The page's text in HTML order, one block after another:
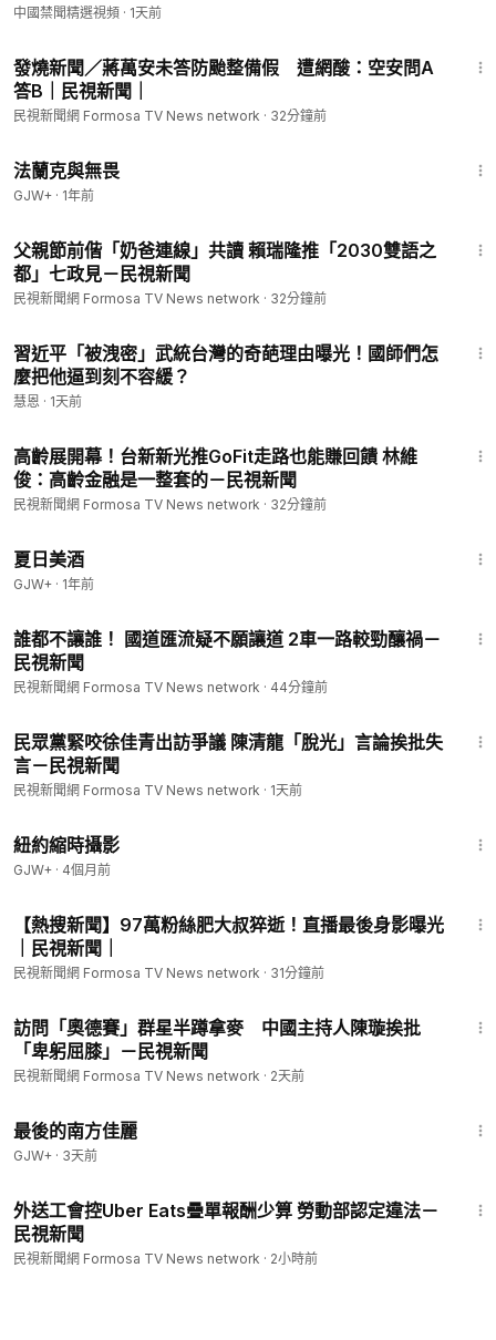
中國禁聞精選視頻 · 1天前
發燒新聞／蔣萬安未答防颱整備假 遭網酸：空安問A
答B｜民視新聞｜
民視新聞網 Formosa TV News network · 32分鐘前
法蘭克與無畏
GJW+ · 1年前
父親節前偕「奶爸連線」共讀 賴瑞隆推「2030雙語之
都」七政見－民視新聞
民視新聞網 Formosa TV News network · 32分鐘前
習近平「被洩密」武統台灣的奇葩理由曝光！國師們怎
麼把他逼到刻不容緩？
慧恩 · 1天前
高齡展開幕！台新新光推GoFit走路也能賺回饋 林維
俊：高齡金融是一整套的－民視新聞
民視新聞網 Formosa TV News network · 32分鐘前
夏日美酒
GJW+ · 1年前
誰都不讓誰！ 國道匯流疑不願讓道 2車一路較勁釀禍－
民視新聞
民視新聞網 Formosa TV News network · 44分鐘前
民眾黨緊咬徐佳青出訪爭議 陳清龍「脫光」言論挨批失
言－民視新聞
民視新聞網 Formosa TV News network · 1天前
紐約縮時攝影
GJW+ · 4個月前
【熱搜新聞】97萬粉絲肥大叔猝逝！直播最後身影曝光
｜民視新聞｜
民視新聞網 Formosa TV News network · 31分鐘前
訪問「奧德賽」群星半蹲拿麥 中國主持人陳璇挨批
「卑躬屈膝」－民視新聞
民視新聞網 Formosa TV News network · 2天前
最後的南方佳麗
GJW+ · 3天前
外送工會控Uber Eats疊單報酬少算 勞動部認定違法－
民視新聞
民視新聞網 Formosa TV News network · 2小時前